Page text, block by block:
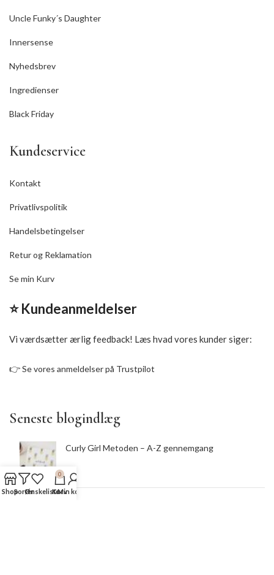
Uncle Funky´s Daughter
Innersense
Nyhedsbrev
Ingredienser
Black Friday
Kundeservice
Kontakt
Privatlivspolitik
Handelsbetingelser
Retur og Reklamation
Se min Kurv
⭐ Kundeanmeldelser
Vi værdsætter ærlig feedback! Læs hvad vores kunder siger:
👉Se vores anmeldelser på Trustpilot
Seneste blogindlæg
Curly Girl Metoden – A-Z gennemgang
ShopSorterØnskeliste
0
Kurv
Min konto